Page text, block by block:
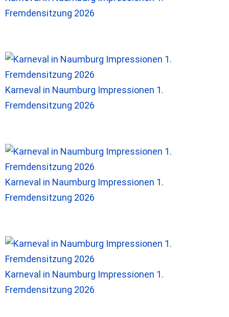
Fremdensitzung 2026
Karneval in Naumburg Impressionen 1.
Fremdensitzung 2026
Karneval in Naumburg Impressionen 1.
Fremdensitzung 2026
Karneval in Naumburg Impressionen 1.
Fremdensitzung 2026